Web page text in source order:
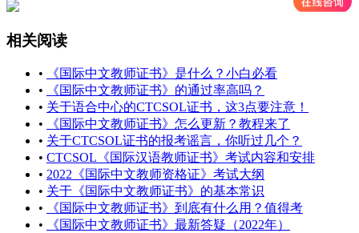
相关阅读
•
《国际中文教师证书》是什么？小白必看
•
《国际中文教师证书》的通过率高吗？
• 关于语合中心的CTCSOL证书，这3点要注意！
•
《国际中文教师证书》怎么更新？教程来了
• 关于CTCSOL证书的报考谣言，你听过几个？
• CTCSOL《国际汉语教师证书》考试内容和安排
• 2022《国际中文教师资格证》考试大纲
• 关于《国际中文教师证书》的基本常识
•
《国际中文教师证书》到底有什么用？值得考
•
《国际中文教师证书》最新答疑（2022年）